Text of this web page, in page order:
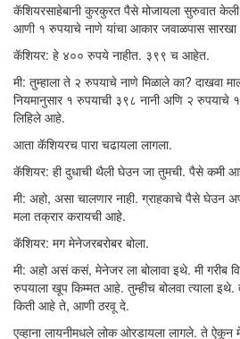
कॅशियरसाहेबानी कुरकुरत पैसे मोजायला सुरुवात
आणी १ रुपयाचे नाणे यांचा आकार जवाळपास
कॅशियर: हे ४०० रुपये नाहीत. ३९९ च आहेत.
मी: तुम्हाला ते २ रुपयाचे नाणे मिळाले का? दाखवा
नियमानुसार १ रुपयाची ३९८ नानी अणि २
लिहिले आहे.
आता कॅशियरच पारा चढायला लागला.
कॅशियर: ही दुधाची थैली घेउन जा तुमची. पैसे कमी
मी: अहो, असा चालणार नाही. ग्राहकाचे पैसे
मला तक्रार करायची आहे.
कॅशियर: मग मेनेजरबरोबर बोला.
मी: अहो असं कसं, मेनेजर ला बोलावा इथे. मी गरीब
रुपयाला खूप किम्मत आहे. तुम्हीच बोलवा त्याला
किती आहे ते, आणी ठरवू दे.
एव्हाना लायनीमधले लोक ओरडायला लागले. ते